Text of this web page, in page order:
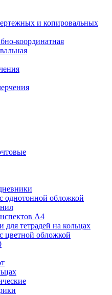
и копировальных
координатная
однотонной обложкой
А4
тетрадей на кольцах
цветной обложкой